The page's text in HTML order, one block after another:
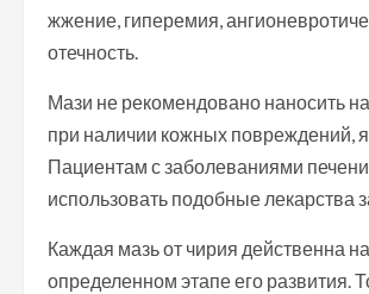
жжение, гиперемия,
отечность.
Мази не рекомендовано наносить
при наличии кожных повреждений,
Пациентам с заболеваниями печени
использовать подобные лекарства
Каждая мазь от чирия действенна на
определенном этапе его развития.